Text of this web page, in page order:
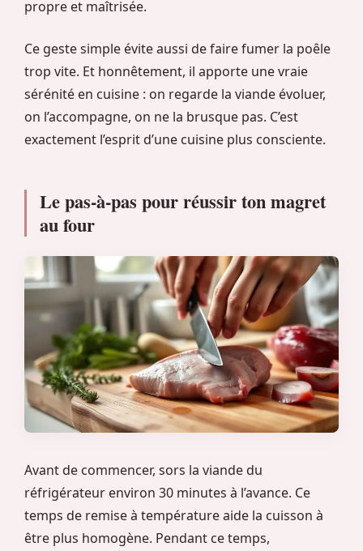
propre et maîtrisée.
Ce geste simple évite aussi de faire fumer la poêle
trop vite. Et honnêtement, il apporte une vraie
sérénité en cuisine : on regarde la viande évoluer,
on l’accompagne, on ne la brusque pas. C’est
exactement l’esprit d’une cuisine plus consciente.
Le pas-à-pas pour réussir ton magret
au four
Avant de commencer, sors la viande du
réfrigérateur environ 30 minutes à l’avance. Ce
temps de remise à température aide la cuisson à
être plus homogène. Pendant ce temps,